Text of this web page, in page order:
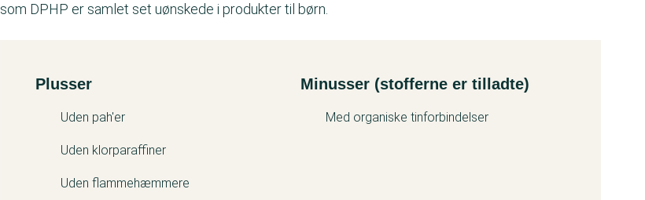
som DPHP er samlet set uønskede i produkter til børn.
Kemitest
Plusser Minusser (stofferne er tilladte)
Uden pah'er
Uden klorparaffiner
Uden flammehæmmere
Med organiske tinforbindelser